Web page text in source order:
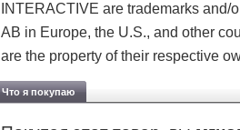
INTERACTIVE are trademarks
AB in Europe, the U.S., and other
are the property of their respective
Что я покупаю